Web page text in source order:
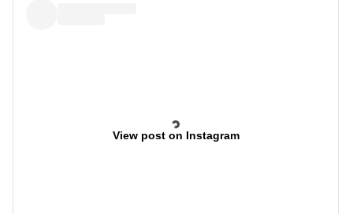
View post on Instagram